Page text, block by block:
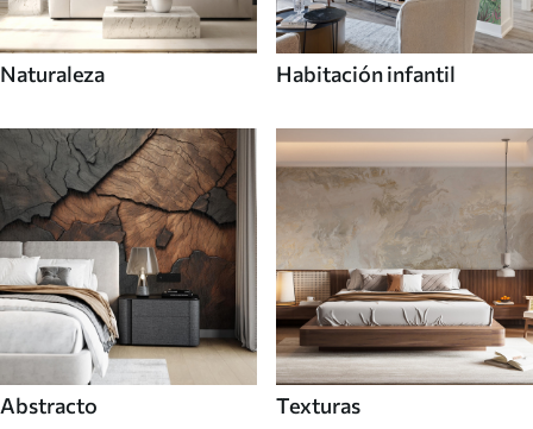
Naturaleza Habitación infantil
Abstracto Texturas